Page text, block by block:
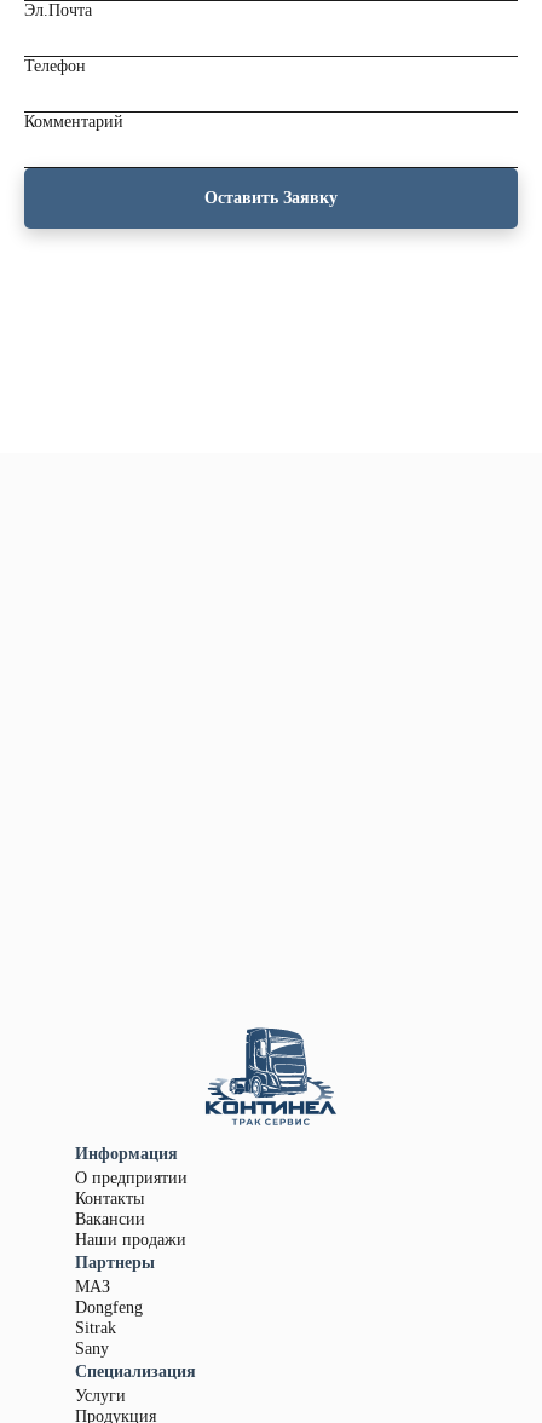
Эл.Почта
Телефон
Комментарий
Информация
О предприятии
Контакты
Вакансии
Наши продажи
Партнеры
МАЗ
Dongfeng
Sitrak
Sany
Специализация
Услуги
Продукция